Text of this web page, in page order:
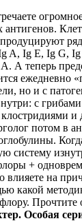
ряд
A, Ig E, Ig G,
А теперь
ежедневно
но и с
с
потом в
систему
+
влияете на
какой
Особая